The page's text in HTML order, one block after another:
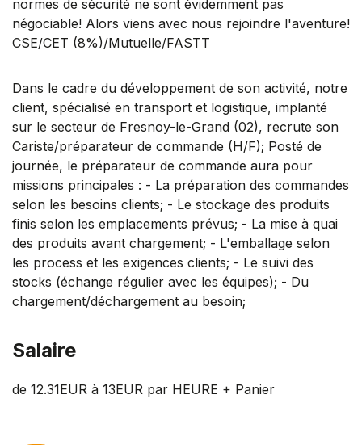
normes de sécurité ne sont évidemment pas
négociable! Alors viens avec nous rejoindre l'aventure!
CSE/CET (8%)/Mutuelle/FASTT
Dans le cadre du développement de son activité, notre
client, spécialisé en transport et logistique, implanté
sur le secteur de Fresnoy-le-Grand (02), recrute son
Cariste/préparateur de commande (H/F); Posté de
journée, le préparateur de commande aura pour
missions principales : - La préparation des commandes
selon les besoins clients; - Le stockage des produits
finis selon les emplacements prévus; - La mise à quai
des produits avant chargement; - L'emballage selon
les process et les exigences clients; - Le suivi des
stocks (échange régulier avec les équipes); - Du
chargement/déchargement au besoin;
Salaire
de 12.31EUR à 13EUR par HEURE + Panier